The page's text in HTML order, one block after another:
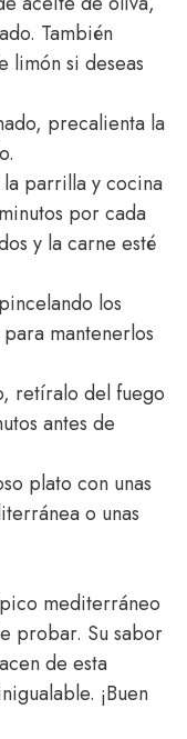
También
limón si deseas
precalienta la
parrilla y cocina
por cada
y la carne esté
los
mantenerlos
retíralo del fuego
antes de
plato con unas
o unas
mediterráneo
probar. Su sabor
de esta
¡Buen